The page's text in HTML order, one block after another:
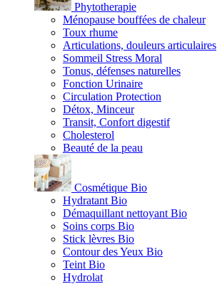
Phytotherapie
Ménopause bouffées de chaleur
Toux rhume
Articulations, douleurs articulaires
Sommeil Stress Moral
Tonus, défenses naturelles
Fonction Urinaire
Circulation Protection
Détox, Minceur
Transit, Confort digestif
Cholesterol
Beauté de la peau
Cosmétique Bio
Hydratant Bio
Démaquillant nettoyant Bio
Soins corps Bio
Stick lèvres Bio
Contour des Yeux Bio
Teint Bio
Hydrolat